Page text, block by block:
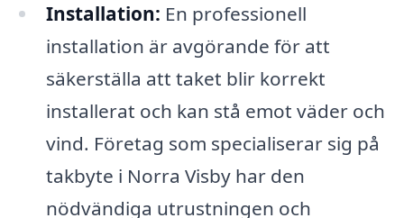
Installation: En professionell
installation är avgörande för att
säkerställa att taket blir korrekt
installerat och kan stå emot väder och
vind. Företag som specialiserar sig på
takbyte i Norra Visby har den
nödvändiga utrustningen och